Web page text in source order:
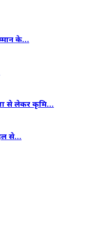
के…
से लेकर कृमि…
से…